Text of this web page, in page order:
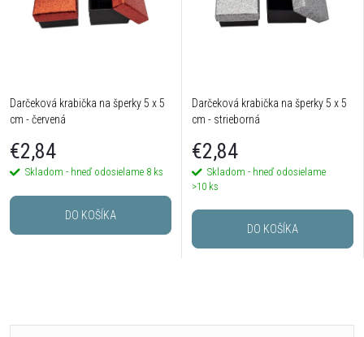
Darčeková krabička na šperky 5 x 5
cm - červená
€2,84
Skladom - hneď odosielame 8 ks
DO KOŠÍKA
Darčeková krabička na šperky 5 x 5
cm - strieborná
€2,84
Skladom - hneď odosielame
>10 ks
DO KOŠÍKA